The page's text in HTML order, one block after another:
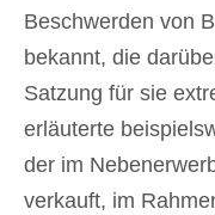
Beschwerden von
bekannt, die
Satzung für sie
erläuterte
der im
verkauft, im